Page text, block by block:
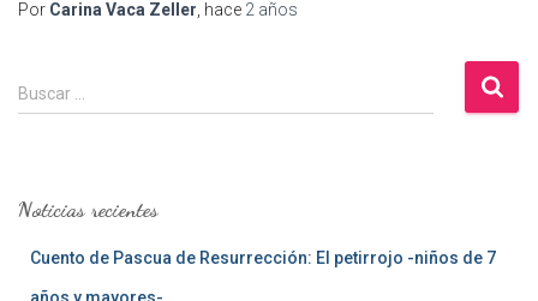
Por Carina Vaca Zeller , hace 2 años
B
u
r
Buscar …
Noticias recientes
Cuento de Pascua de Resurrección: El petirrojo -niños de 7